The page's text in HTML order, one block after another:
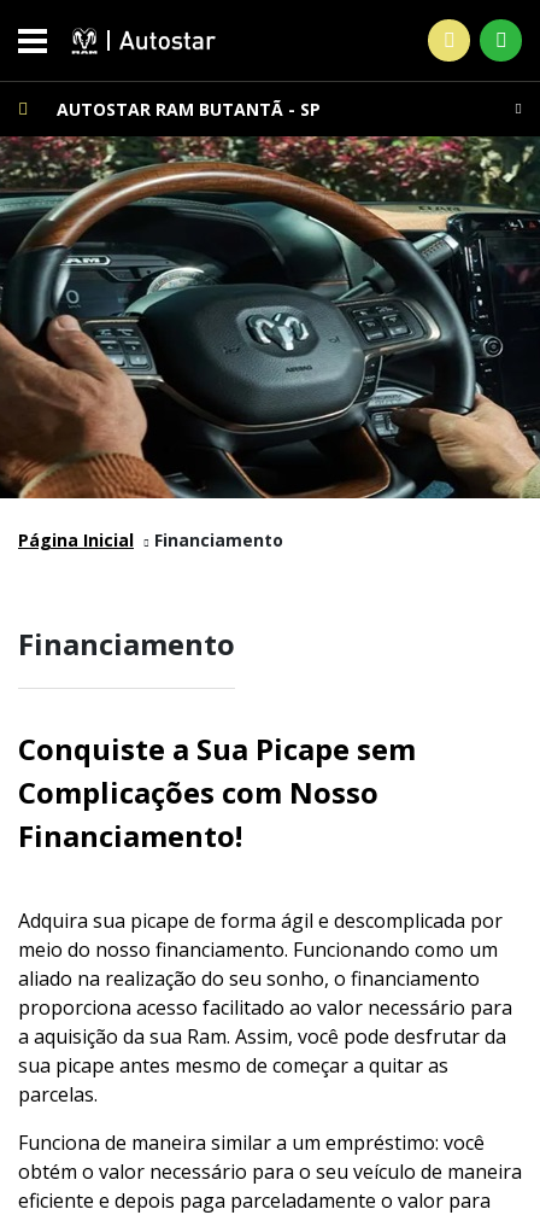
AUTOSTAR RAM BUTANTÃ - SP
Página Inicial Financiamento
Financiamento
Conquiste a Sua Picape sem
Complicações com Nosso
Financiamento!
Adquira sua picape de forma ágil e descomplicada por
meio do nosso financiamento. Funcionando como um
aliado na realização do seu sonho, o financiamento
proporciona acesso facilitado ao valor necessário para
a aquisição da sua Ram. Assim, você pode desfrutar da
sua picape antes mesmo de começar a quitar as
parcelas.
Funciona de maneira similar a um empréstimo: você
obtém o valor necessário para o seu veículo de maneira
eficiente e depois paga parceladamente o valor para